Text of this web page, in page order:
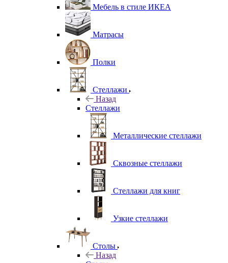
Мебель в стиле ИКЕА
Матрасы
Полки
Стеллажи
Назад
Стеллажи
Металлические стеллажи
Сквозные стеллажи
Стеллажи для книг
Узкие стеллажи
Столы
Назад